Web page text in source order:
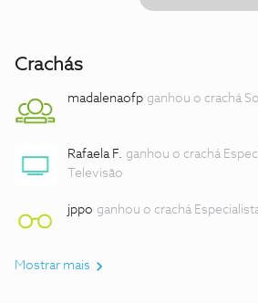
Crachás
madalenaofp ganhou o crachá
Rafaela F. ganhou o crachá
Televisão
jppo ganhou o crachá
Mostrar mais